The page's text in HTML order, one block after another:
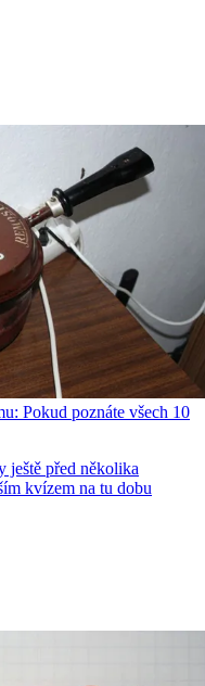
Pokud poznáte všech 10
ještě před několika
kvízem na tu dobu